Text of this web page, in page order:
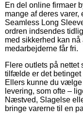
En del online firmaer
mange af deres
Seamless Long
ordren indsendes
med sikkerhed kan
medarbejderne får fri.
Flere outlets på nettet
tilfælde er det betinget
Ellers kunne du
levering, som ofte –
Næstved, Slagelse
bringe varerne til en